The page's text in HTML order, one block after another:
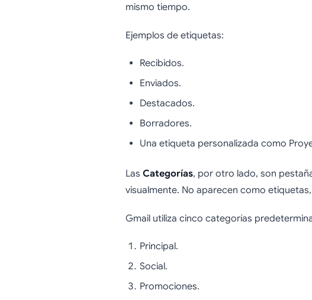
mismo tiempo.
Ejemplos de etiquetas:
Recibidos.
Enviados.
Destacados.
Borradores.
Una etiqueta personalizada como
Las Categorías, por otro lado, son
visualmente. No aparecen como
Gmail utiliza cinco categorías
Principal.
Social.
Promociones.